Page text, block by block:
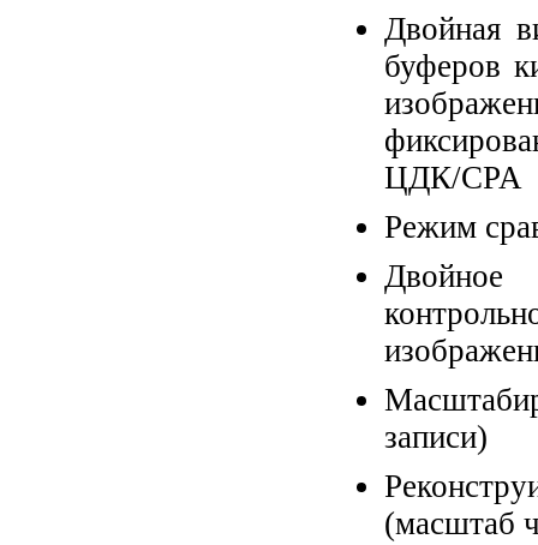
Двойная
буферов
ЦДК/CPA
Режим
записи)
(масштаб